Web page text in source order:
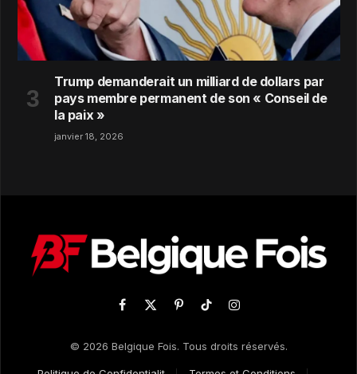
Trump demanderait un milliard de dollars par
pays membre permanent de son « Conseil de
la paix »
janvier 18, 2026
Facebook
X
PinterestTikTokInstagram
© 2026 Belgique Fois. Tous droits réservés.